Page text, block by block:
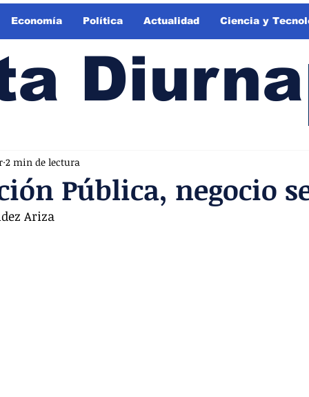
Economía Política Actualidad Ciencia y
Diurna
Pública, negocio
2 min de lectura
Ariza